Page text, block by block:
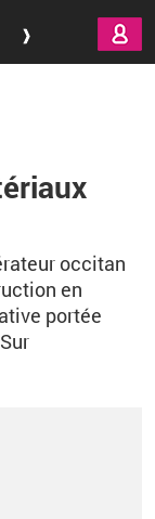
occitan
en
portée